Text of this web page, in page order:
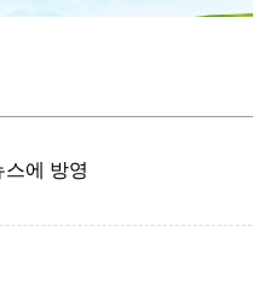
스에 방영